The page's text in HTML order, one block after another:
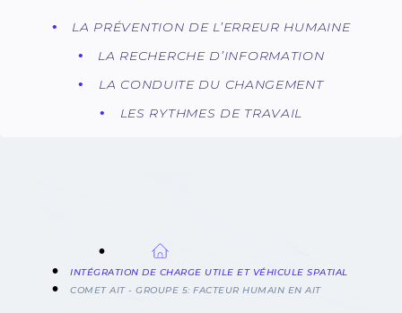
LA PRÉVENTION DE L’ERREUR HUMAINE
LA RECHERCHE D’INFORMATION
LA CONDUITE DU CHANGEMENT
LES RYTHMES DE TRAVAIL
FIL
D'ARIANE
INTÉGRATION DE CHARGE UTILE ET VÉHICULE SPATIAL
COMET AIT - GROUPE 5: FACTEUR HUMAIN EN AIT